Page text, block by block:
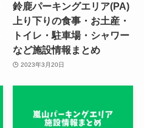
鈴鹿パーキングエリア(PA)
上り下りの食事・お土産・
トイレ・駐車場・シャワー
など施設情報まとめ
2023年3月20日